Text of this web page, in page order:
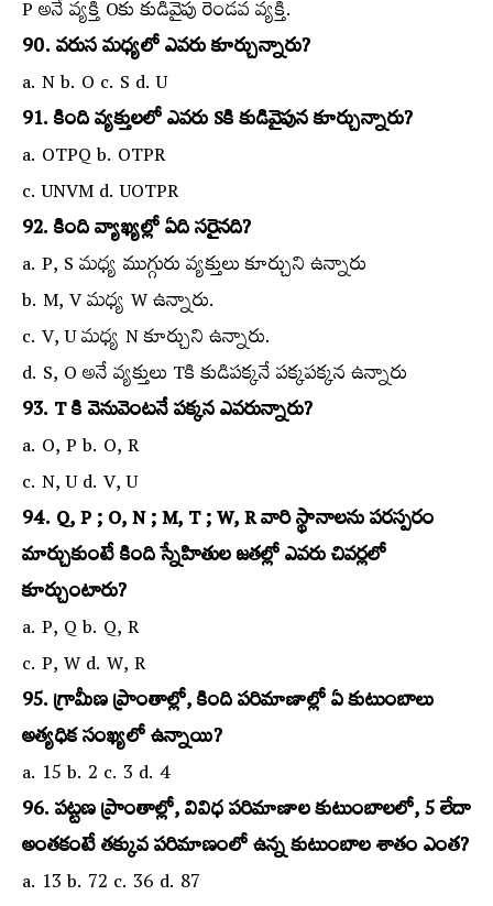
P అనే వ్యక్తి Oకు కుడివైపు రెండవ వ్యక్తి.
90. వరుస మధ్యలో ఎవరు కూర్చున్నారు?
a. N b. O c. S d. U
91. కింది వ్యక్తులలో ఎవరు Sకి కుడివైపున కూర్చున్నారు?
a. OTPQ b. OTPR
c. UNVM d. UOTPR
92. కింది వ్యాఖ్యల్లో ఏది సరైనది?
a. P, S మధ్య ముగ్గురు వ్యక్తులు కూర్చుని ఉన్నారు
b. M, V మధ్య W ఉన్నారు.
c. V, U మధ్య N కూర్చుని ఉన్నారు.
d. S, O అనే వ్యక్తులు Tకి కుడిపక్కనే పక్కపక్కన ఉన్నారు
93. T కి వెనువెంటనే పక్కన ఎవరున్నారు?
a. O, P b. O, R
c. N, U d. V, U
94. Q, P ; O, N ; M, T ; W, R వారి స్థానాలను పరస్పరం
మార్చుకుంటే కింది స్నేహితుల జతల్లో ఎవరు చివర్లలో
కూర్చుంటారు?
a. P, Q b. Q, R
c. P, W d. W, R
95. గ్రామీణ ప్రాంతాల్లో, కింది పరిమాణాల్లో ఏ కుటుంబాలు
అత్యధిక సంఖ్యలో ఉన్నాయి?
a. 15 b. 2 c. 3 d. 4
96. పట్టణ ప్రాంతాల్లో, వివిధ పరిమాణాల కుటుంబాలలో, 5 లేదా
అంతకంటే తక్కువ పరిమాణంలో ఉన్న కుటుంబాల శాతం ఎంత?
a. 13 b. 72 c. 36 d. 87